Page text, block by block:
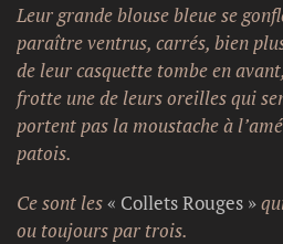
Leur grande blouse bleue se
paraître ventrus, carrés, bien
de leur casquette tombe en
frotte une de leurs oreilles qui
portent pas la moustache à
patois.
Ce sont les« Collets Rouges »
ou toujours par trois.